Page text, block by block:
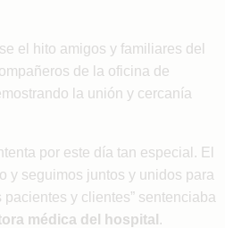
el hito amigos y familiares del
de la oficina de
la unión y cercanía
por este día tan especial. El
y seguimos juntos y unidos para
y clientes” sentenciaba
médica del hospital